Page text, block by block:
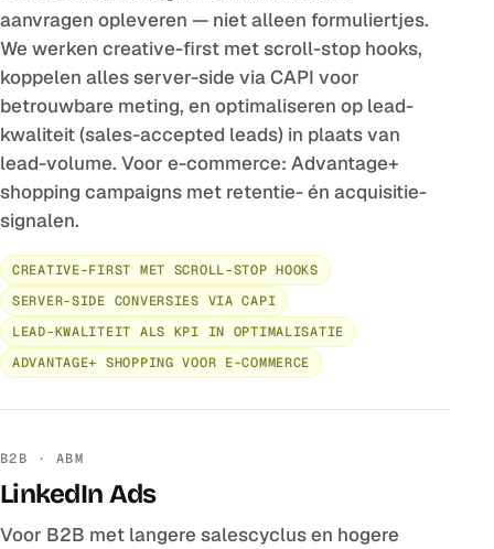
aanvragen opleveren — niet alleen formuliertjes.
We werken creative-first met scroll-stop hooks,
koppelen alles server-side via CAPI voor
betrouwbare meting, en optimaliseren op lead-
kwaliteit (sales-accepted leads) in plaats van
lead-volume. Voor e-commerce: Advantage+
shopping campaigns met retentie- én acquisitie-
signalen.
CREATIVE-FIRST MET SCROLL-STOP HOOKS
SERVER-SIDE CONVERSIES VIA CAPI
LEAD-KWALITEIT ALS KPI IN OPTIMALISATIE
ADVANTAGE+ SHOPPING VOOR E-COMMERCE
B2B · ABM
LinkedIn Ads
Voor B2B met langere salescyclus en hogere